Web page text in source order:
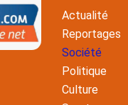
Actualité
Reportages
Société
Politique
Culture